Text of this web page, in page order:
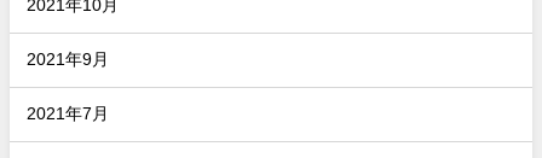
2021年10月
2021年9月
2021年7月